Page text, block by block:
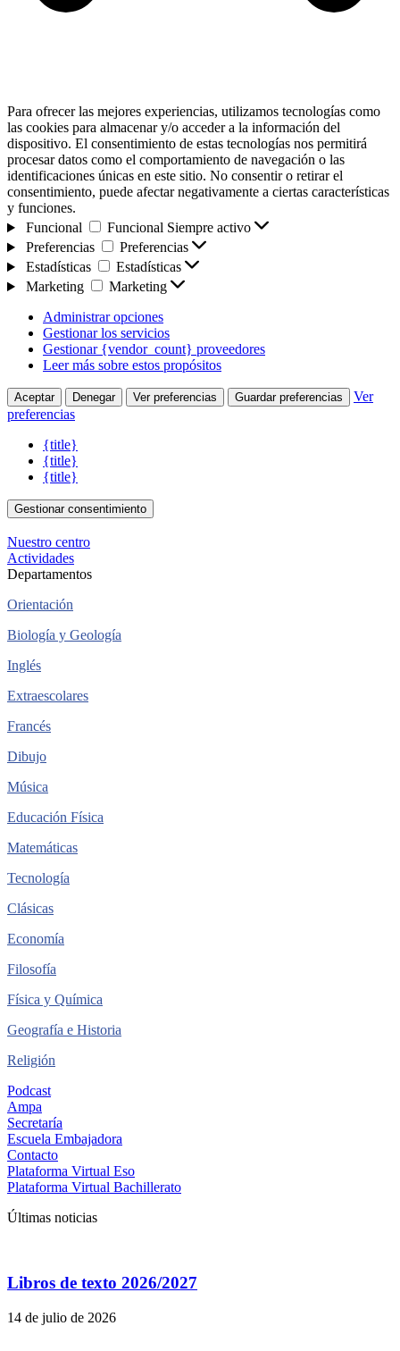
Para ofrecer las mejores experiencias, utilizamos tecnologías como
las cookies para almacenar y/o acceder a la información del
dispositivo. El consentimiento de estas tecnologías nos permitirá
procesar datos como el comportamiento de navegación o las
identificaciones únicas en este sitio. No consentir o retirar el
consentimiento, puede afectar negativamente a ciertas características
y funciones.
Funcional
Funcional Siempre activo
Preferencias
Preferencias
Estadísticas
Estadísticas
Marketing
Marketing
Administrar opciones
Gestionar los servicios
Gestionar {vendor_count} proveedores
Leer más sobre estos propósitos
Aceptar Denegar Ver preferencias Guardar preferencias
Ver
preferencias
{title}
{title}
{title}
Gestionar consentimiento
Nuestro centro
Actividades
Departamentos
Orientación
Biología y Geología
Inglés
Extraescolares
Francés
Dibujo
Música
Educación Física
Matemáticas
Tecnología
Clásicas
Economía
Filosofía
Física y Química
Geografía e Historia
Religión
Podcast
Ampa
Secretaría
Escuela Embajadora
Contacto
Plataforma Virtual Eso
Plataforma Virtual Bachillerato
Últimas noticias
Libros de texto 2026/2027
14 de julio de 2026